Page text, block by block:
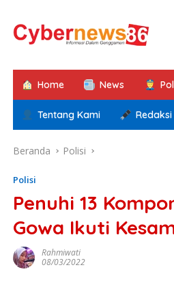
Home News
Tentang Kami Redaksi
Beranda Polisi
Polisi
Penuhi 13
Gowa Ikuti
Rahmiwati
08/03/2022